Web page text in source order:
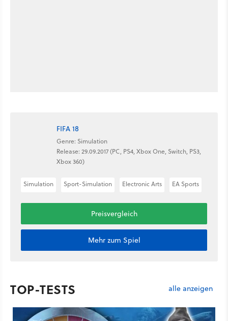
FIFA 18
Genre: Simulation
Release: 29.09.2017 (PC, PS4, Xbox One, Switch, PS3,
Xbox 360)
Simulation Sport-Simulation Electronic Arts EA Sports
Preisvergleich
Mehr zum Spiel
TOP-TESTS alle anzeigen